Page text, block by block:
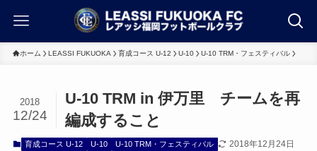
ホーム LEASSI FUKUOKA 育成コース U-12 U-10 U-10 TRM・フェスティバル
U-10 TRM in 伊万里 チームを再
編成すること
2018
12/24
育成コース U-12 U-10 U-10 TRM・フェスティバル 2018年12月24日